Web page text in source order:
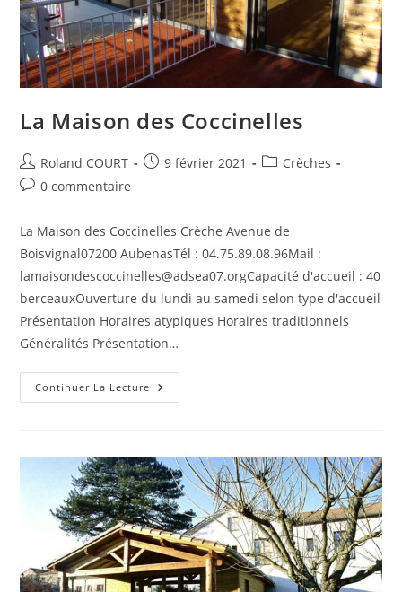
La Maison des Coccinelles
Auteur/autrice
de
Roland COURT
Publication
9 février 2021
PostCrèches
Commentaires
la
0 commentaire
La Maison des Coccinelles Crèche Avenue de
Boisvignal07200 AubenasTél : 04.75.89.08.96Mail :
lamaisondescoccinelles@adsea07.orgCapacité d'accueil : 40
berceauxOuverture du lundi au samedi selon type d'accueil
Présentation Horaires atypiques Horaires traditionnels
Généralités Présentation…
Continuer La Lecture La
Maison